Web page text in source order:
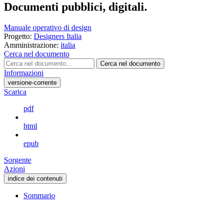
Documenti pubblici, digitali.
Manuale operativo di design
Progetto: Designers Italia
Amministrazione: italia
Cerca nel documento
Cerca nel documento
Informazioni
versione-corrente
Scarica
pdf
html
epub
Sorgente
Azioni
indice dei contenuti
Sommario